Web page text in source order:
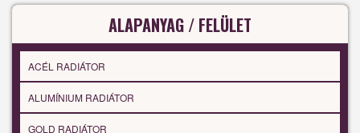
ALAPANYAG / FELÜLET
ACÉL RADIÁTOR
ALUMÍNIUM RADIÁTOR
GOLD RADIÁTOR